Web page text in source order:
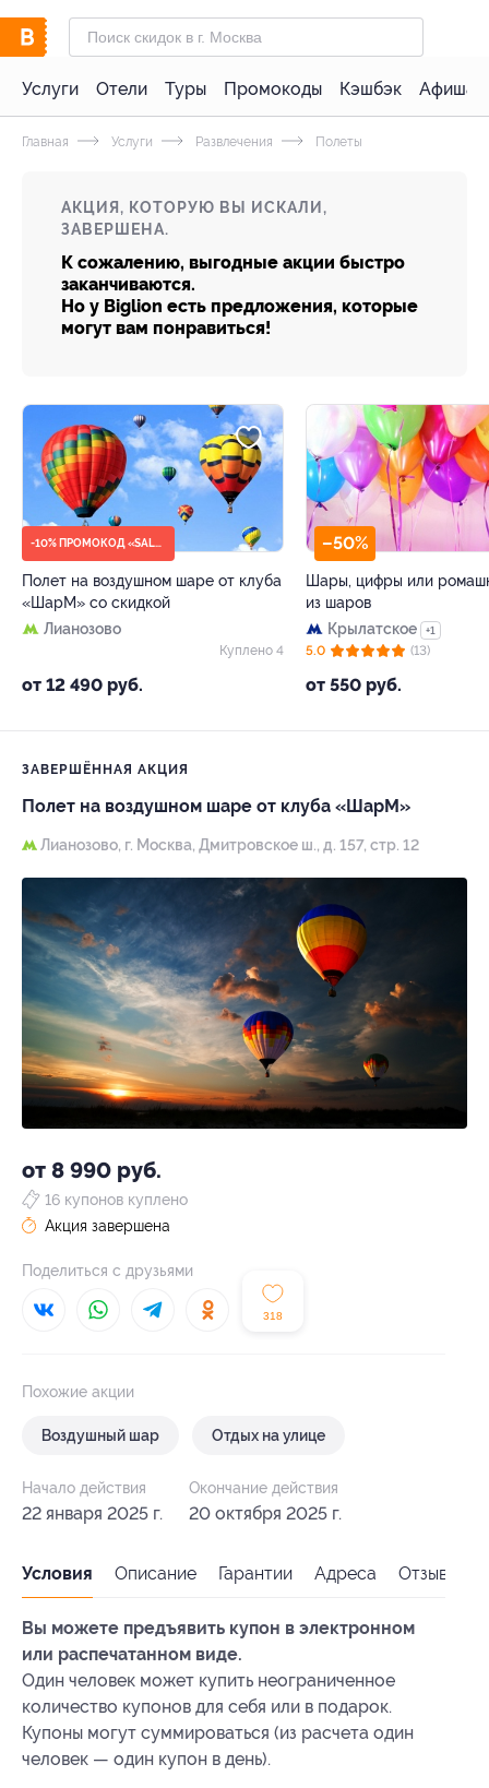
Услуги Отели Туры Промокоды Кэшбэк Афиша
Главная Услуги Развлечения Полеты
АКЦИЯ, КОТОРУЮ ВЫ ИСКАЛИ,
ЗАВЕРШЕНА.
К сожалению, выгодные акции быстро
заканчиваются.
Но у Biglion есть предложения, которые
могут вам понравиться!
-10% ПРОМОКОД «SALE10»
Полет на воздушном шаре от клуба
«ШарМ» со скидкой
Лианозово
от 12 490 руб.
Куплено 4
–50%
Шары, цифры или
из шаров
Крылатское
+1
от 550 руб.
5.0 (13)
ЗАВЕРШЁННАЯ АКЦИЯ
Полет на воздушном шаре от клуба «ШарМ»
Лианозово, г. Москва, Дмитровское ш., д. 157, стр. 12
от 8 990 руб.
318
16 купонов куплено
Акция завершена
Поделиться с друзьями
Похожие акции
Воздушный шар Отдых на улице
Начало действия
22 января 2025 г.
Окончание действия
20 октября 2025 г.
Условия Описание Гарантии Адреса Отзывы
Вы можете предъявить купон в электронном
или распечатанном виде.
Один человек может купить неограниченное
количество купонов для себя или в подарок.
Купоны могут суммироваться (из расчета один
человек — один купон в день).